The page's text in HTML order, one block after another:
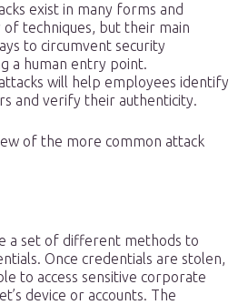
exist in many forms and
techniques, but their main
to circumvent security
a human entry point.
will help employees identify
and verify their authenticity.
of the more common attack
a set of different methods to
Once credentials are stolen,
to access sensitive corporate
device or accounts. The